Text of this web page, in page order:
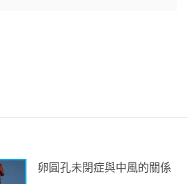
卵圓孔未閉症與中風的關係